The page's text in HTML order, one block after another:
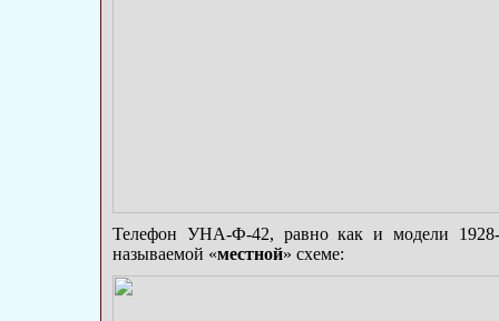
Телефон УНА-Ф-42, равно как и модели
называемой «местной» схеме: